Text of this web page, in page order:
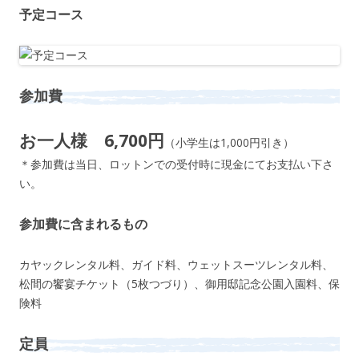
予定コース
参加費
お一人様 6,700円 （小学生は1,000円引き）
＊参加費は当日、ロットンでの受付時に現金にてお支払い下さ
い。
参加費に含まれるもの
カヤックレンタル料、ガイド料、ウェットスーツレンタル料、
松間の饗宴チケット（5枚つづり）、御用邸記念公園入園料、保
険料
定員